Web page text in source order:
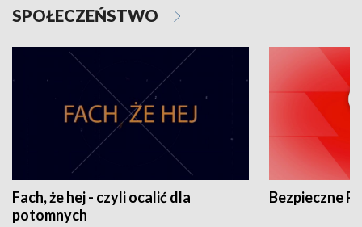
SPOŁECZEŃSTWO
Fach, że hej - czyli ocalić dla
potomnych
Bezpieczne